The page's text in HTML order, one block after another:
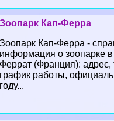
Зоопарк Кап-Ферра
Зоопарк Кап-Ферра -
информация о зоопарке
Феррат (Франция):
график работы,
году...